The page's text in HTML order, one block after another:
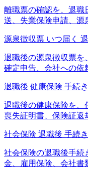
離職票の確認を、退職
送、失業保険申請、源
源泉徴収票 いつ届く
退職後の源泉徴収票を
確定申告、会社への依
退職後 健康保険 手続き
退職後の健康保険を、
喪失証明書、保険証返
社会保険 退職後 手続き
社会保険の退職後手続
金、雇用保険、会社書